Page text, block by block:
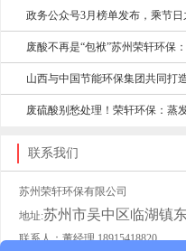
政务公众号3月榜单发布，乘节日
废酸不再是“包袱”苏州荣轩环保
山西与中国节能环保集团共同打
废硫酸别愁处理！荣轩环保：蒸
联系我们
苏州荣轩环保有限公司
地址:苏州市吴中区临湖镇
联系人：董经理 18915418820